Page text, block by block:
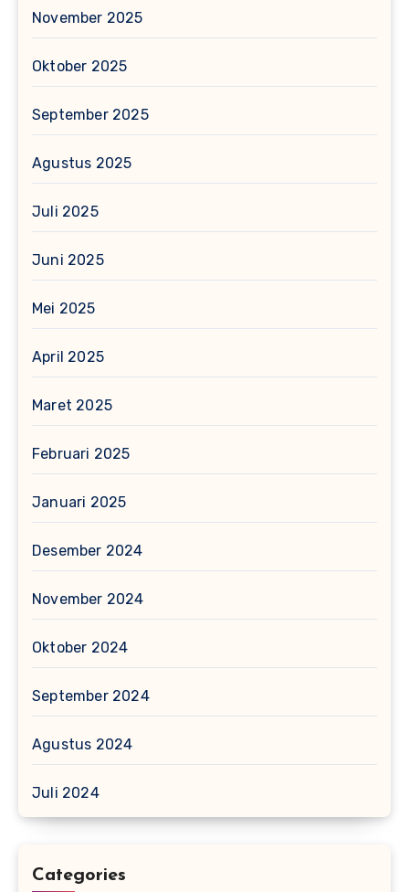
November 2025
Oktober 2025
September 2025
Agustus 2025
Juli 2025
Juni 2025
Mei 2025
April 2025
Maret 2025
Februari 2025
Januari 2025
Desember 2024
November 2024
Oktober 2024
September 2024
Agustus 2024
Juli 2024
Categories